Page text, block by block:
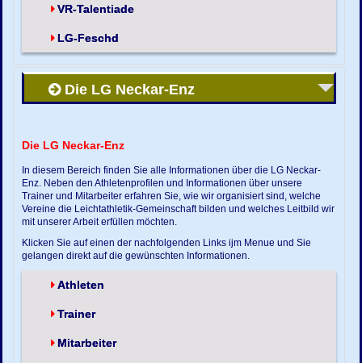
VR-Talentiade
LG-Feschd
Die LG Neckar-Enz
Die LG Neckar-Enz
In diesem Bereich finden Sie alle Informationen über die LG Neckar-
Enz. Neben den Athletenprofilen und Informationen über unsere
Trainer und Mitarbeiter erfahren Sie, wie wir organisiert sind, welche
Vereine die Leichtathletik-Gemeinschaft bilden und welches Leitbild wir
mit unserer Arbeit erfüllen möchten.
Klicken Sie auf einen der nachfolgenden Links ijm Menue und Sie
gelangen direkt auf die gewünschten Informationen.
Athleten
Trainer
Mitarbeiter